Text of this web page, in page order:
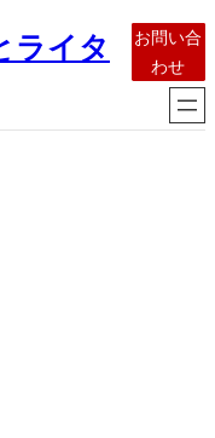
ライタ
お問い合
わせ